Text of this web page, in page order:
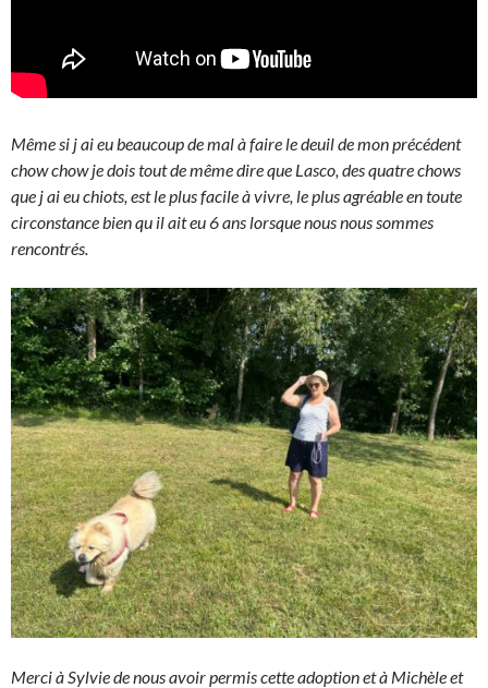
Même si j ai eu beaucoup de mal à faire le deuil de mon précédent
chow chow je dois tout de même dire que Lasco, des quatre chows
que j ai eu chiots, est le plus facile à vivre, le plus agréable en toute
circonstance bien qu il ait eu 6 ans lorsque nous nous sommes
rencontrés.
Merci à Sylvie de nous avoir permis cette adoption et à Michèle et